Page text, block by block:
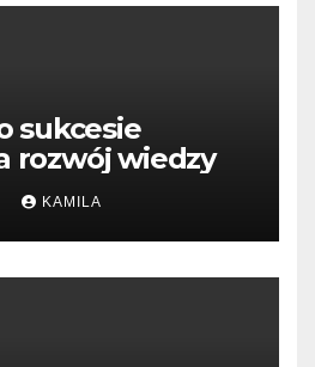
sukcesie
rozwój wiedzy
KAMILA